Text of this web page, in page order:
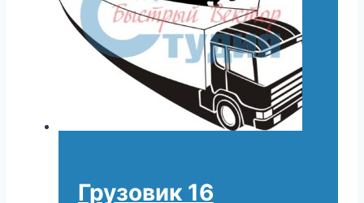
Грузовик 16